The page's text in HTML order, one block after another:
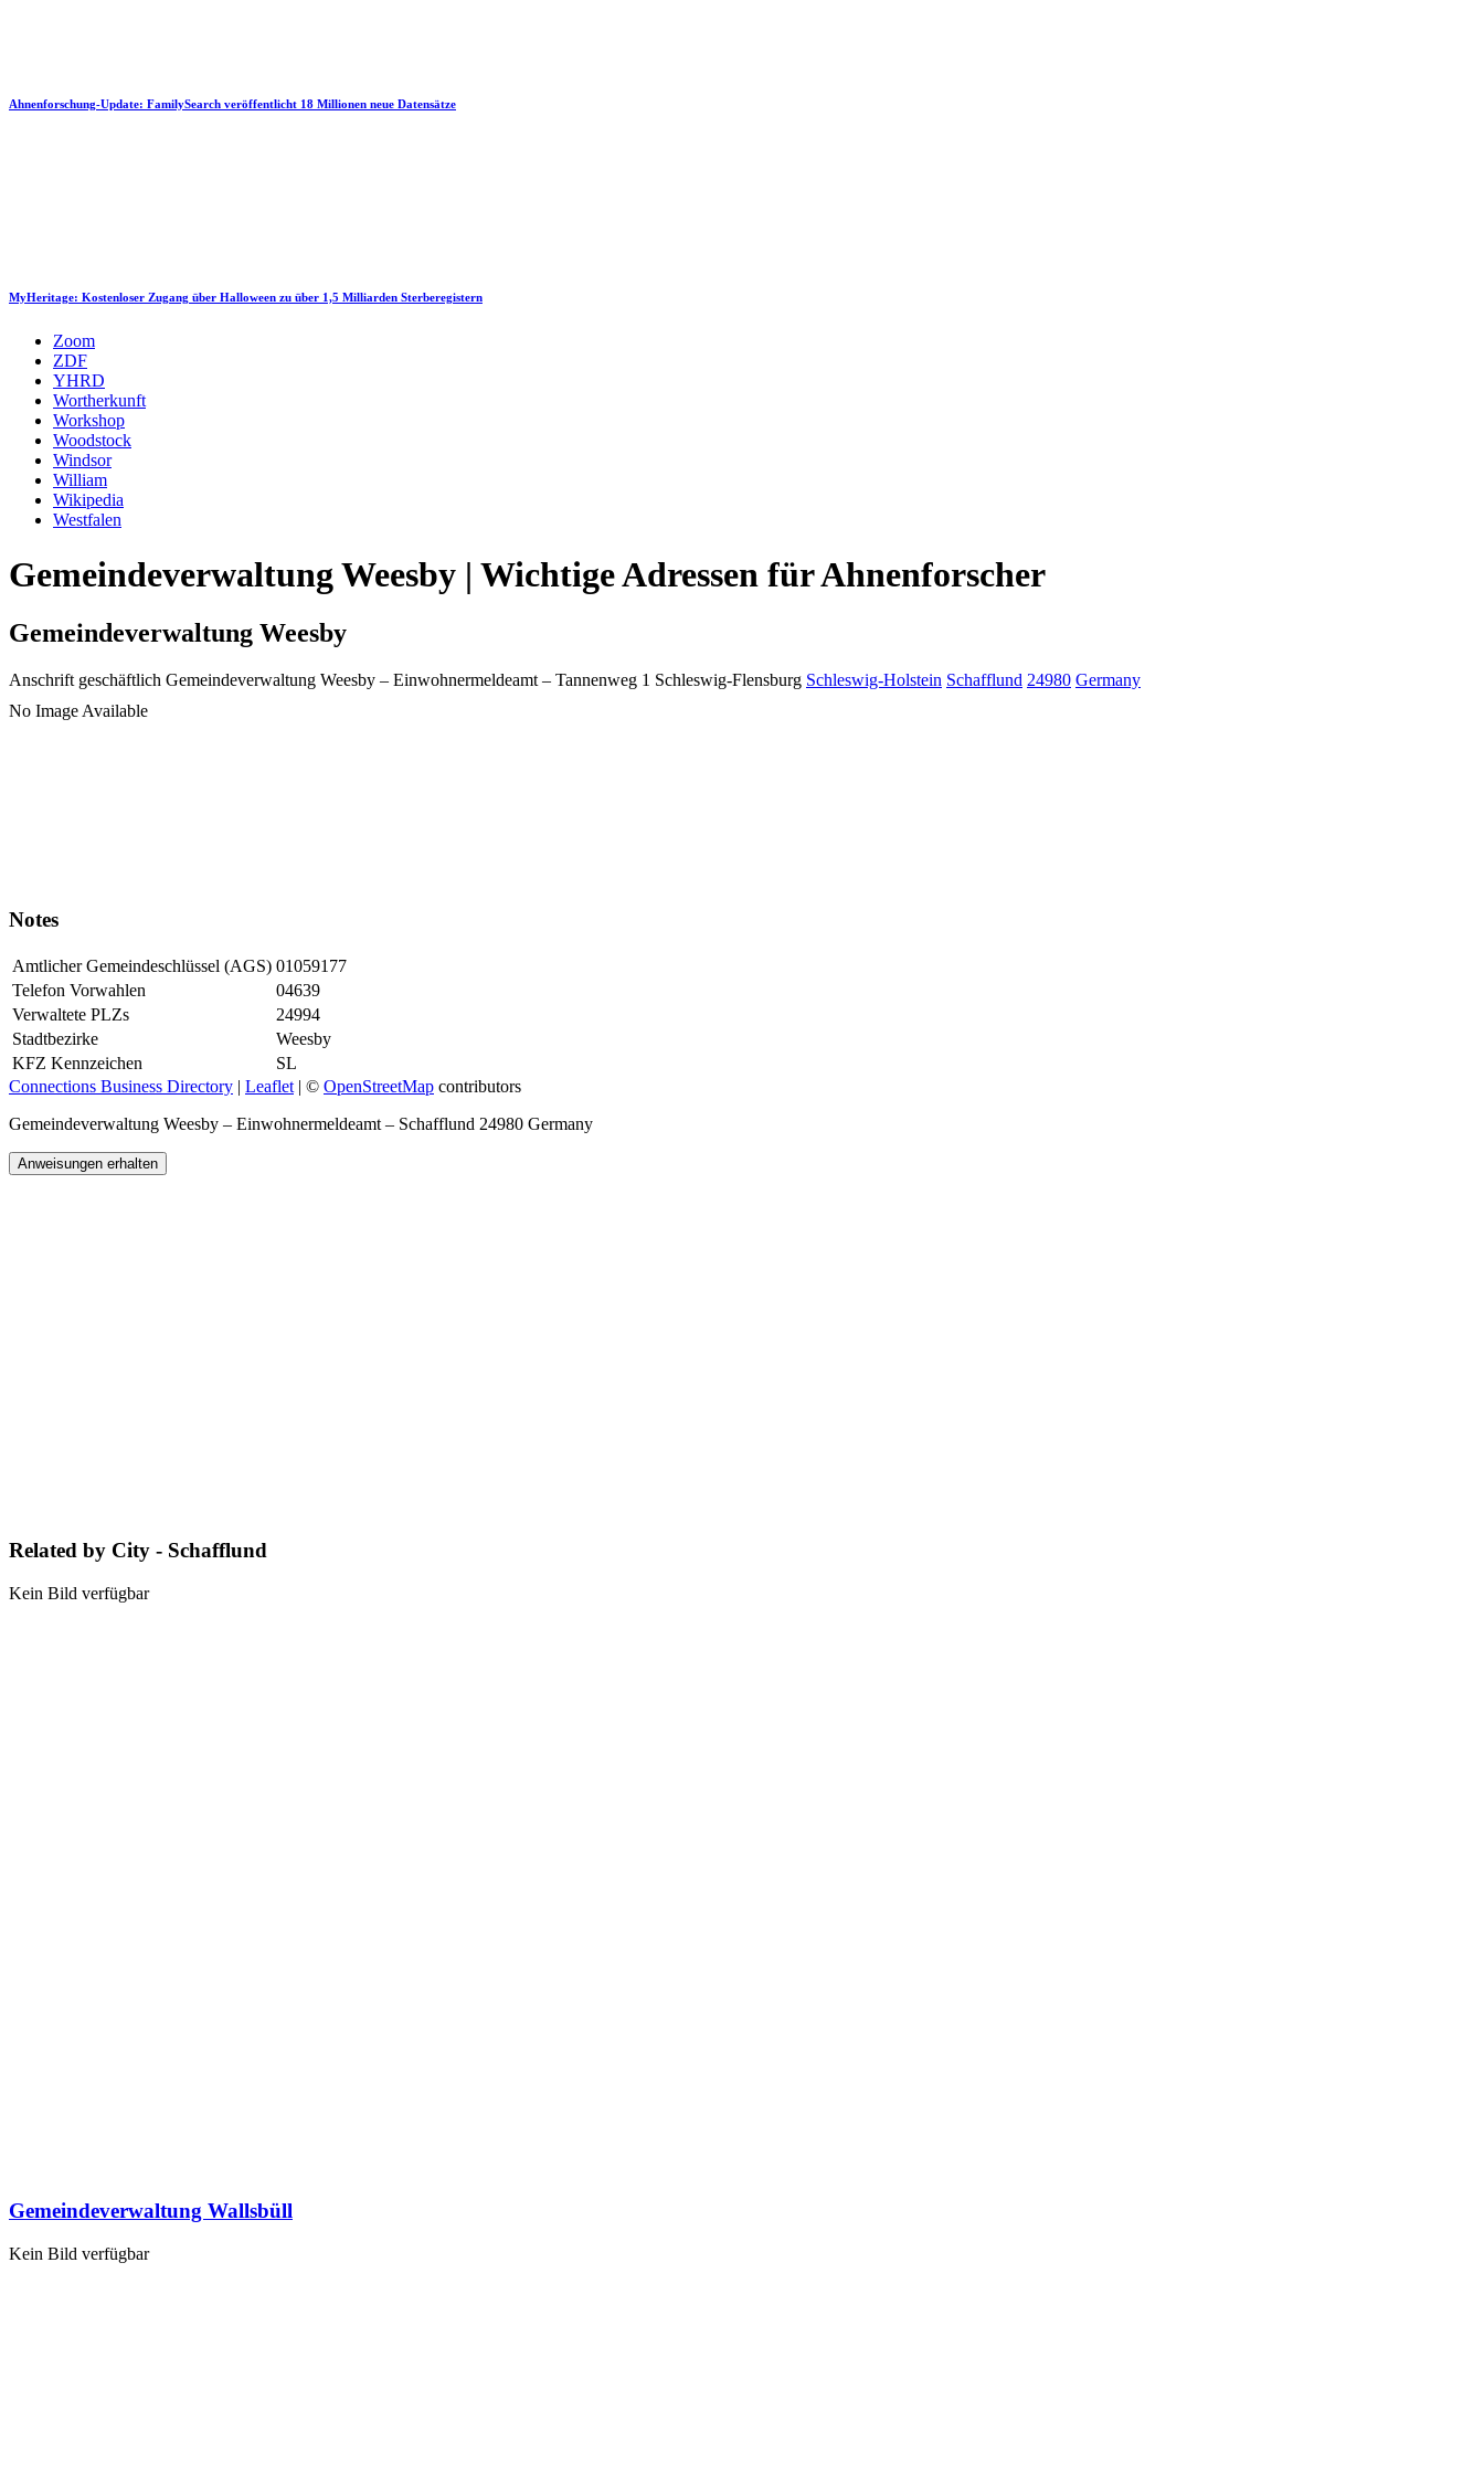
Ahnenforschung-Update: FamilySearch veröffentlicht 18 Millionen neue Datensätze
MyHeritage: Kostenloser Zugang über Halloween zu über 1,5 Milliarden Sterberegistern
Zoom
ZDF
YHRD
Wortherkunft
Workshop
Woodstock
Windsor
William
Wikipedia
Westfalen
Gemeindeverwaltung Weesby | Wichtige Adressen für Ahnenforscher
Gemeindeverwaltung Weesby
Anschrift geschäftlich Gemeindeverwaltung Weesby – Einwohnermeldeamt – Tannenweg 1 Schleswig-Flensburg Schleswig-Holstein Schafflund 24980 Germany
No Image Available
Notes
Amtlicher Gemeindeschlüssel (AGS) 01059177
Telefon Vorwahlen
04639
Verwaltete PLZs
24994
Stadtbezirke
Weesby
KFZ Kennzeichen
SL
Connections Business Directory | Leaflet | © OpenStreetMap contributors
Gemeindeverwaltung Weesby – Einwohnermeldeamt – Schafflund 24980 Germany
Anweisungen erhalten
Related by City - Schafflund
Kein Bild verfügbar
Gemeindeverwaltung Wallsbüll
Kein Bild verfügbar